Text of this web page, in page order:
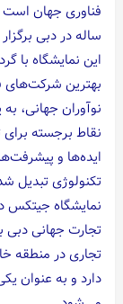
فناوری جهان
ساله در دبی
این نمایشگاه با
بهترین شرکت‌های
نوآوران جهانی،
نقاط برجسته برای
ایده‌ها و
تکنولوژی تبدیل
نمایشگاه جیتکس
تجارت جهانی دبی
دارد و به عنوان